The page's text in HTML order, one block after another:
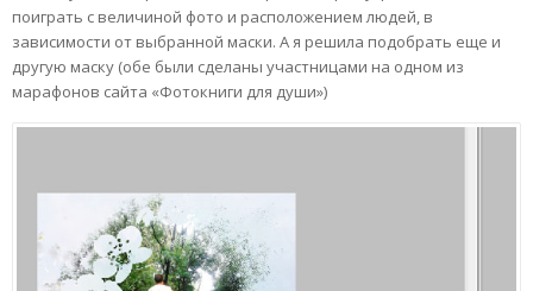
поиграть с величиной фото и расположением людей, в
зависимости от выбранной маски. А я решила подобрать еще и
другую маску (обе были сделаны участницами на одном из
марафонов сайта «Фотокниги для души»)